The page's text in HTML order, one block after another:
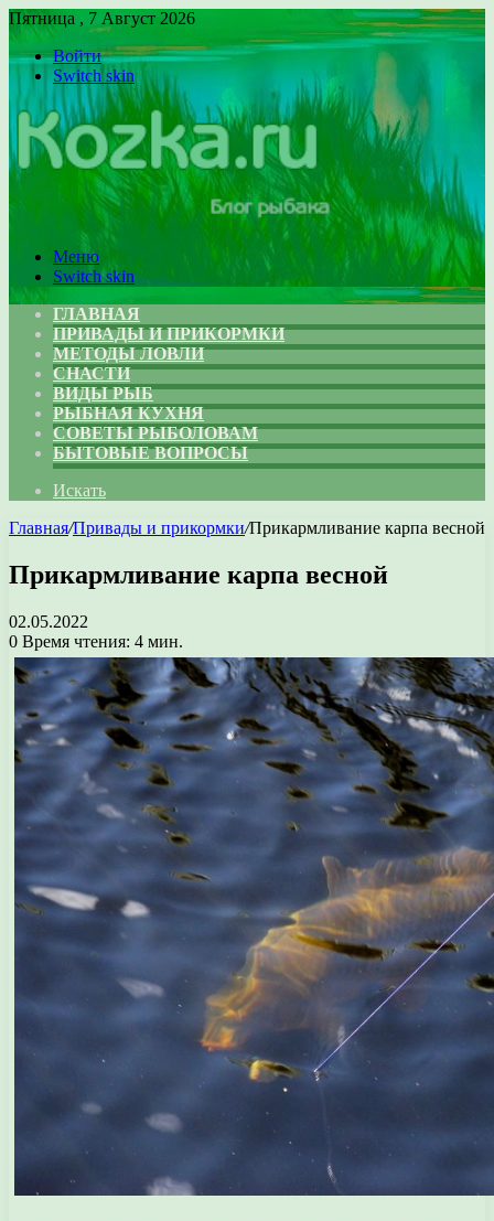
Пятница , 7 Август 2026
Войти
Switch skin
Меню
Switch skin
ГЛАВНАЯ
ПРИВАДЫ И ПРИКОРМКИ
МЕТОДЫ ЛОВЛИ
СНАСТИ
ВИДЫ РЫБ
РЫБНАЯ КУХНЯ
СОВЕТЫ РЫБОЛОВАМ
БЫТОВЫЕ ВОПРОСЫ
Искать
Главная/Привады и прикормки/Прикармливание карпа весной
Прикармливание карпа весной
02.05.2022
0 Время чтения: 4 мин.